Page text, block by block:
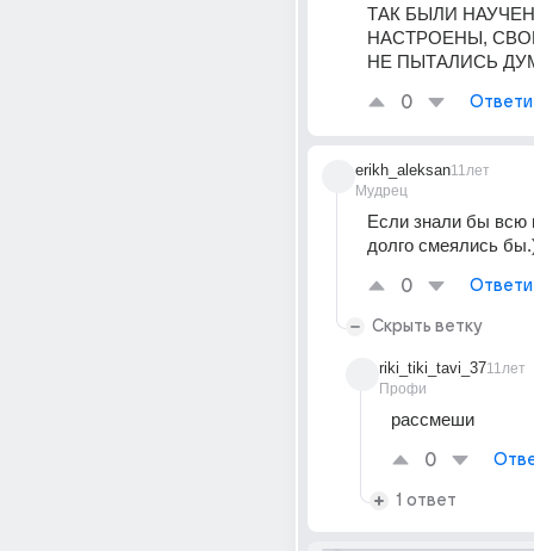
ТАК БЫЛИ
НАСТРОЕНЫ,
НЕ ПЫТАЛИСЬ
0
erikh_aleksan
Мудрец
11лет
Если знали бы всю
долго смеялись
0
Скрыть ветку
riki_tiki_tavi_37
Профи
11лет
рассмеши
0
1 ответ